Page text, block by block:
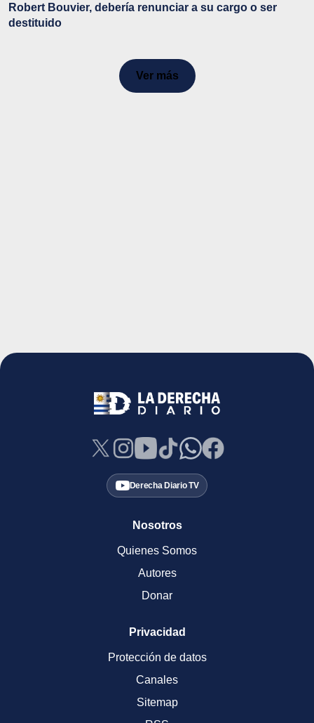
Robert Bouvier, debería renunciar a su cargo o ser
destituido
Ver más
Derecha Diario TV
Nosotros
Quienes Somos
Autores
Donar
Privacidad
Protección de datos
Canales
Sitemap